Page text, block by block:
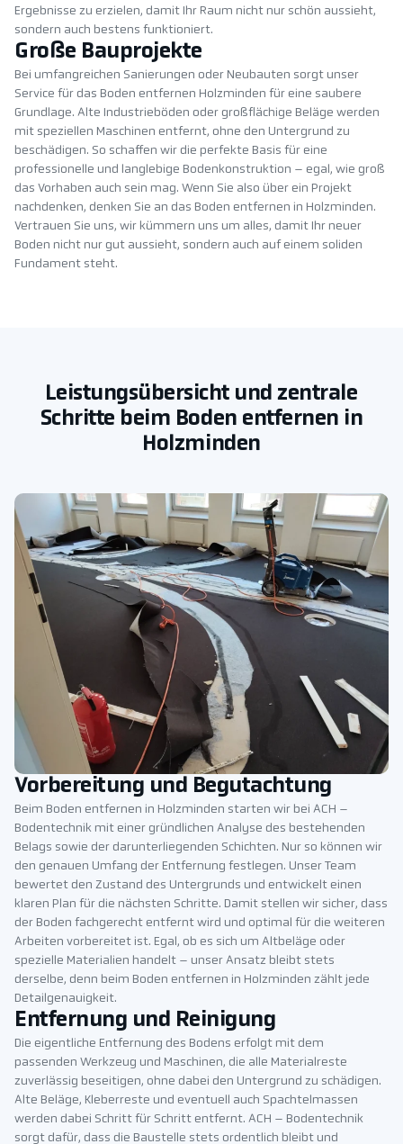
Ergebnisse zu erzielen, damit Ihr Raum nicht nur schön aussieht,
sondern auch bestens funktioniert.
Große Bauprojekte
Bei umfangreichen Sanierungen oder Neubauten sorgt unser
Service für das Boden entfernen Holzminden für eine saubere
Grundlage. Alte Industrieböden oder großflächige Beläge werden
mit speziellen Maschinen entfernt, ohne den Untergrund zu
beschädigen. So schaffen wir die perfekte Basis für eine
professionelle und langlebige Bodenkonstruktion – egal, wie groß
das Vorhaben auch sein mag. Wenn Sie also über ein Projekt
nachdenken, denken Sie an das Boden entfernen in Holzminden.
Vertrauen Sie uns, wir kümmern uns um alles, damit Ihr neuer
Boden nicht nur gut aussieht, sondern auch auf einem soliden
Fundament steht.
Leistungsübersicht und zentrale
Schritte beim Boden entfernen in
Holzminden
Vorbereitung und Begutachtung
Beim Boden entfernen in Holzminden starten wir bei ACH –
Bodentechnik mit einer gründlichen Analyse des bestehenden
Belags sowie der darunterliegenden Schichten. Nur so können wir
den genauen Umfang der Entfernung festlegen. Unser Team
bewertet den Zustand des Untergrunds und entwickelt einen
klaren Plan für die nächsten Schritte. Damit stellen wir sicher, dass
der Boden fachgerecht entfernt wird und optimal für die weiteren
Arbeiten vorbereitet ist. Egal, ob es sich um Altbeläge oder
spezielle Materialien handelt – unser Ansatz bleibt stets
derselbe, denn beim Boden entfernen in Holzminden zählt jede
Detailgenauigkeit.
Entfernung und Reinigung
Die eigentliche Entfernung des Bodens erfolgt mit dem
passenden Werkzeug und Maschinen, die alle Materialreste
zuverlässig beseitigen, ohne dabei den Untergrund zu schädigen.
Alte Beläge, Kleberreste und eventuell auch Spachtelmassen
werden dabei Schritt für Schritt entfernt. ACH – Bodentechnik
sorgt dafür, dass die Baustelle stets ordentlich bleibt und